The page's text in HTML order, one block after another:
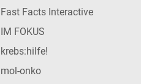
Fast Facts Interactive
IM FOKUS
krebs:hilfe!
mol-onko